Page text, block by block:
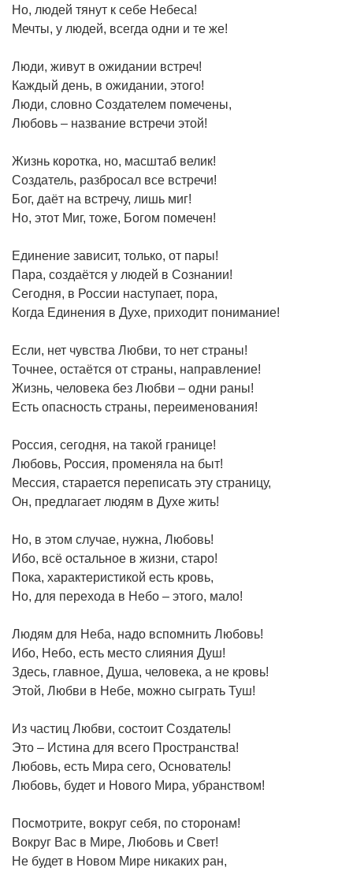
Но, людей тянут к себе Небеса!
Мечты, у людей, всегда одни и те же!
Люди, живут в ожидании встреч!
Каждый день, в ожидании, этого!
Люди, словно Создателем помечены,
Любовь – название встречи этой!
Жизнь коротка, но, масштаб велик!
Создатель, разбросал все встречи!
Бог, даёт на встречу, лишь миг!
Но, этот Миг, тоже, Богом помечен!
Единение зависит, только, от пары!
Пара, создаётся у людей в Сознании!
Сегодня, в России наступает, пора,
Когда Единения в Духе, приходит понимание!
Если, нет чувства Любви, то нет страны!
Точнее, остаётся от страны, направление!
Жизнь, человека без Любви – одни раны!
Есть опасность страны, переименования!
Россия, сегодня, на такой границе!
Любовь, Россия, променяла на быт!
Мессия, старается переписать эту страницу,
Он, предлагает людям в Духе жить!
Но, в этом случае, нужна, Любовь!
Ибо, всё остальное в жизни, старо!
Пока, характеристикой есть кровь,
Но, для перехода в Небо – этого, мало!
Людям для Неба, надо вспомнить Любовь!
Ибо, Небо, есть место слияния Душ!
Здесь, главное, Душа, человека, а не кровь!
Этой, Любви в Небе, можно сыграть Туш!
Из частиц Любви, состоит Создатель!
Это – Истина для всего Пространства!
Любовь, есть Мира сего, Основатель!
Любовь, будет и Нового Мира, убранством!
Посмотрите, вокруг себя, по сторонам!
Вокруг Вас в Мире, Любовь и Свет!
Не будет в Новом Мире никаких ран,